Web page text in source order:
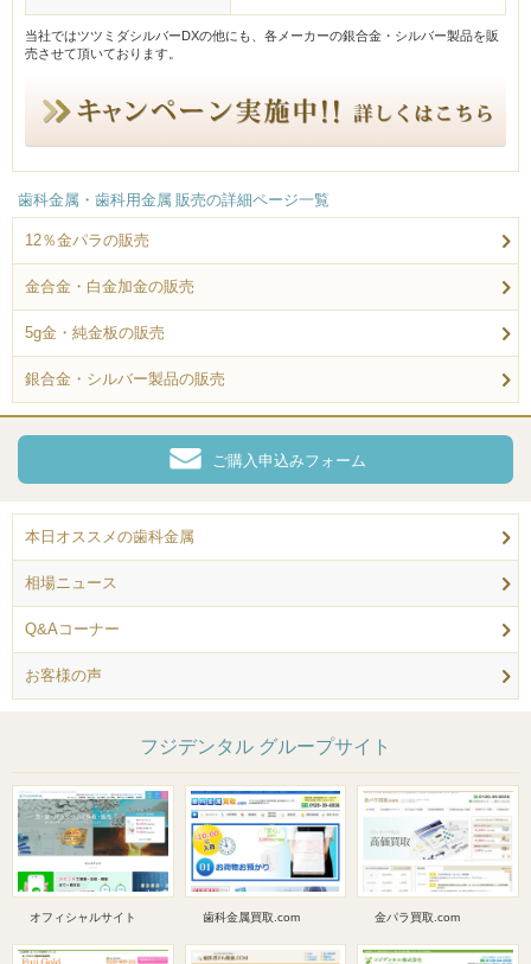
当社ではツツミダシルバーDXの他にも、各メーカーの銀合金・シルバー製品を販
売させて頂いております。
歯科金属・歯科用金属 販売の詳細ページ一覧
12％金パラの販売
金合金・白金加金の販売
5g金・純金板の販売
銀合金・シルバー製品の販売
ご購入申込みフォーム
本日オススメの歯科金属
相場ニュース
Q&Aコーナー
お客様の声
フジデンタル グループサイト
オフィシャルサイト 歯科金属買取.com 金パラ買取.com